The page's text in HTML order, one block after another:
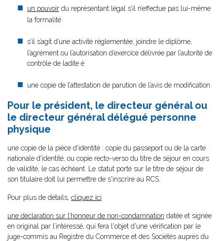
un pouvoir du représentant légal s’il n’effectue pas lui-même
la formalité
s’il s’agit d’une activité réglementée, joindre le diplôme,
l’agrément ou l’autorisation d’exercice délivrée par l’autorité de
contrôle de ladite é
une copie de l’attestation de parution de l’avis de modification
Pour le président, le directeur général ou
le directeur général délégué personne
physique
une copie de la pièce d'identité : copie du passeport ou de la carte
nationale d'identité, ou copie recto-verso du titre de séjour en cours
de validité, le cas échéant. Le statut porté sur le titre de séjour de
son titulaire doit lui permettre de s'inscrire au RCS.
Pour plus de détails, cliquez ici
une déclaration sur l’honneur de non-condamnation datée et signée
en original par l’intéressé, qui fera l'objet d'une vérification par le
juge-commis au Registre du Commerce et des Sociétés auprès du